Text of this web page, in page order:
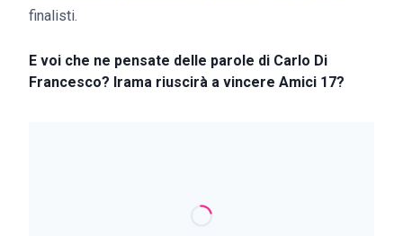
finalisti.
E voi che ne pensate delle parole di Carlo Di
Francesco? Irama riuscirà a vincere Amici 17?